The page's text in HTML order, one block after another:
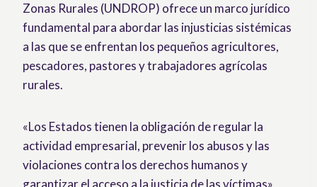
Zonas Rurales (UNDROP) ofrece un marco jurídico
fundamental para abordar las injusticias sistémicas
a las que se enfrentan los pequeños agricultores,
pescadores, pastores y trabajadores agrícolas
rurales.
«Los Estados tienen la obligación de regular la
actividad empresarial, prevenir los abusos y las
violaciones contra los derechos humanos y
garantizar el acceso a la justicia de las víctimas»,